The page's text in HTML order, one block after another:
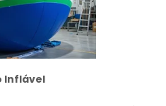
Inflável